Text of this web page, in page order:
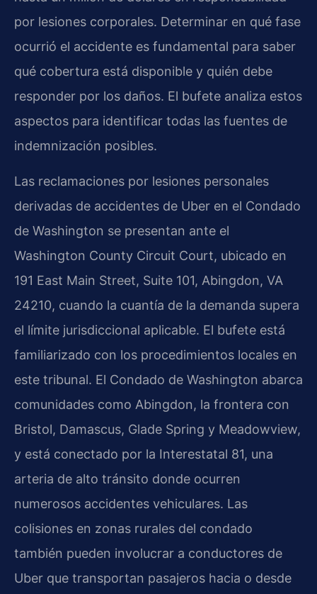
por lesiones corporales. Determinar en qué fase
ocurrió el accidente es fundamental para saber
qué cobertura está disponible y quién debe
responder por los daños. El bufete analiza estos
aspectos para identificar todas las fuentes de
indemnización posibles.
Las reclamaciones por lesiones personales
derivadas de accidentes de Uber en el Condado
de Washington se presentan ante el
Washington County Circuit Court, ubicado en
191 East Main Street, Suite 101, Abingdon, VA
24210, cuando la cuantía de la demanda supera
el límite jurisdiccional aplicable. El bufete está
familiarizado con los procedimientos locales en
este tribunal. El Condado de Washington abarca
comunidades como Abingdon, la frontera con
Bristol, Damascus, Glade Spring y Meadowview,
y está conectado por la Interestatal 81, una
arteria de alto tránsito donde ocurren
numerosos accidentes vehiculares. Las
colisiones en zonas rurales del condado
también pueden involucrar a conductores de
Uber que transportan pasajeros hacia o desde